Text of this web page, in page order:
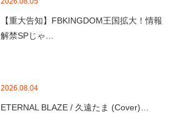
【重大告知】FBKINGDOM王国拡大！情報
解禁SPじゃ…
2026.08.04
ETERNAL BLAZE / 久遠たま (Cover)…